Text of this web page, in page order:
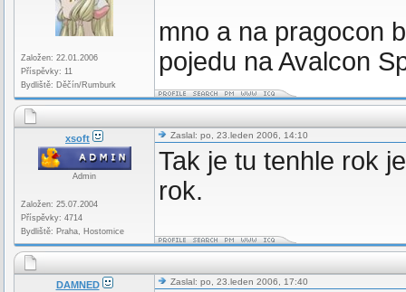
Založen: 22.01.2006
Příspěvky: 11
Bydliště: Děčín/Rumburk
mno a na pragocon
pojedu na Avalcon
xsoft
Admin
Založen: 25.07.2004
Příspěvky: 4714
Bydliště: Praha, Hostomice
Zaslal: po, 23.leden 2006, 14:10
Tak je tu tenhle rok
rok.
DAMNED Zaslal: po, 23.leden 2006, 17:40